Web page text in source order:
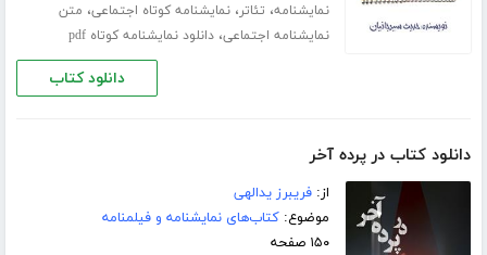
نمایشنامه، تئاتر،نمایشنامه کوتاه اجتماعی، متن
نمایشنامه اجتماعی،دانلود نمایشنامه کوتاه pdf
دانلود کتاب
دانلود کتاب در پرده آخر
از:فریبرز یدالهی
موضوع:کتاب‌های نمایشنامه و فیلمنامه
۱۵۰ صفحه